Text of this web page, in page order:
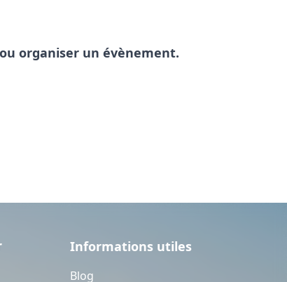
organiser un évènement.
Informations utiles
Blog